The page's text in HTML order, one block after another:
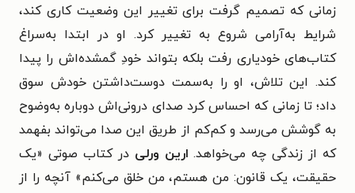
زمانی که تصمیم گرفت برای تغییر این وضعیت کاری کند،
شرایط به‌آرامی شروع به تغییر کرد. او در ابتدا به‌سراغ
کتاب‌های خودیاری رفت بلکه بتواند خودِ گمشده‌اش را پیدا
کند. این تلاش، او را به‌سمت دوست‌داشتن خودش سوق
داد؛ تا زمانی که احساس کرد صدای درونی‌اش دوباره به‌وضوح
به گوشش می‌رسد و کم‌کم از طریق این صدا می‌تواند بفهمد
که از زندگی چه می‌خواهد. ارین ورلی در کتاب صوتی «یک
حقیقت، یک قانون: من هستم، من خلق می‌کنم» آنچه را از